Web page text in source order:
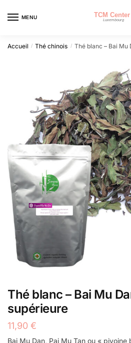
MENU
Accueil / Thé chinois / Thé blanc – Bai Mu
Thé blanc – Bai Mu
supérieure
11,90 €
Bai Mu Dan, Pai Mu Tan ou «